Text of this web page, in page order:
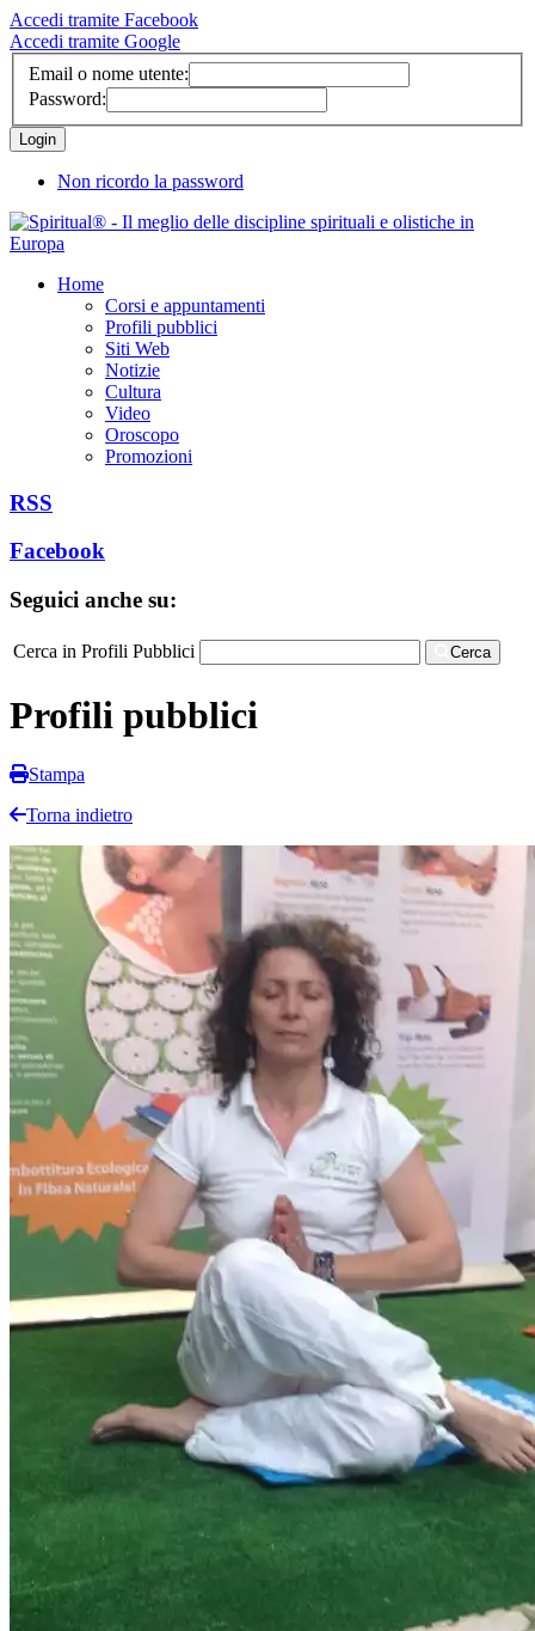
Accedi tramite Facebook
Accedi tramite Google
Email o nome utente:
Password:
Non ricordo la password
Home
Corsi e appuntamenti
Profili pubblici
Siti Web
Notizie
Cultura
Video
Oroscopo
Promozioni
RSS
Facebook
Seguici anche su:
Cerca in Profili Pubblici Cerca
Profili pubblici
Stampa
Torna indietro